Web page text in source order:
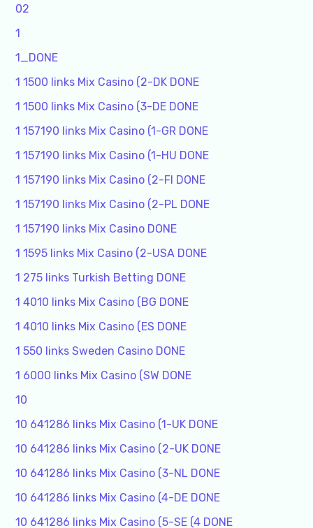
02
1
1_DONE
1 1500 links Mix Casino (2-DK DONE
1 1500 links Mix Casino (3-DE DONE
1 157190 links Mix Casino (1-GR DONE
1 157190 links Mix Casino (1-HU DONE
1 157190 links Mix Casino (2-FI DONE
1 157190 links Mix Casino (2-PL DONE
1 157190 links Mix Casino DONE
1 1595 links Mix Casino (2-USA DONE
1 275 links Turkish Betting DONE
1 4010 links Mix Casino (BG DONE
1 4010 links Mix Casino (ES DONE
1 550 links Sweden Casino DONE
1 6000 links Mix Casino (SW DONE
10
10 641286 links Mix Casino (1-UK DONE
10 641286 links Mix Casino (2-UK DONE
10 641286 links Mix Casino (3-NL DONE
10 641286 links Mix Casino (4-DE DONE
10 641286 links Mix Casino (5-SE (4 DONE